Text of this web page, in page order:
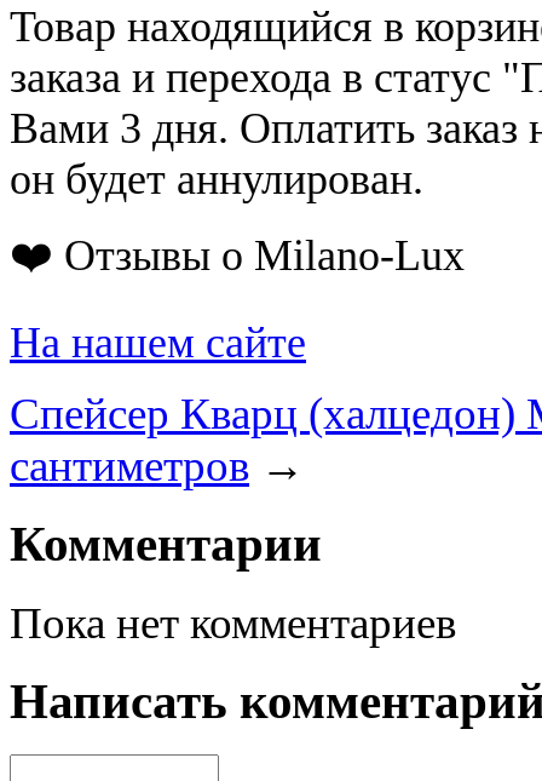
Товар находящийся в
заказа и перехода в статус
Вами 3 дня. Оплатить заказ
он будет аннулирован.
❤️ Отзывы о Milano-Lux
На нашем сайте
Спейсер Кварц
сантиметров →
Комментарии
Пока нет комментариев
Написать